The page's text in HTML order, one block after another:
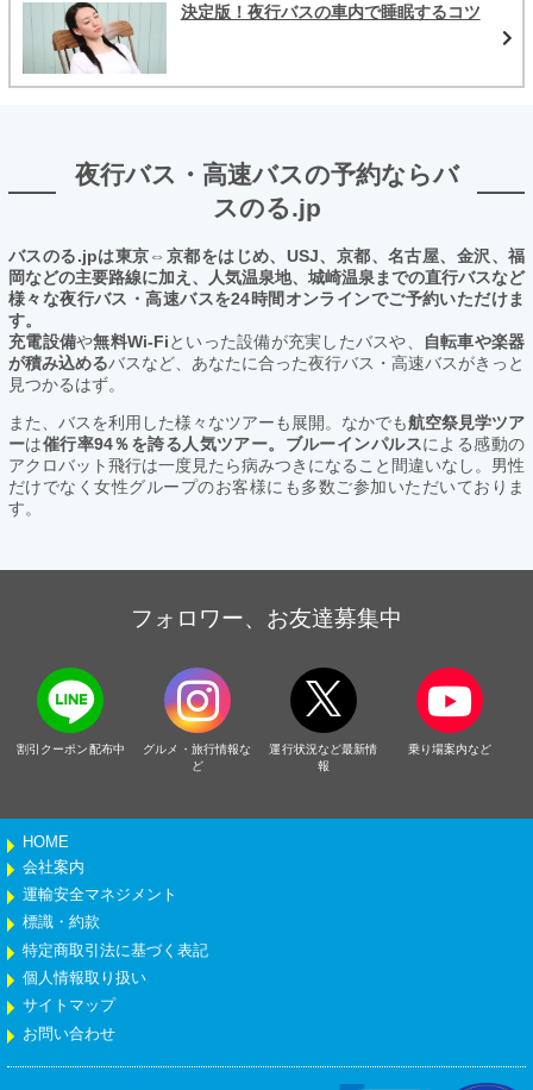
決定版！夜行バスの車内で睡眠するコツ
夜行バス・高速バスの予約ならバ
スのる.jp
バスのる.jpは東京⇔京都をはじめ、USJ、京都、名古屋、金沢、福
岡などの主要路線に加え、人気温泉地、城崎温泉までの直行バスなど
様々な夜行バス・高速バスを24時間オンラインでご予約いただけま
す。
充電設備や無料Wi-Fiといった設備が充実したバスや、
自転車や楽器
が積み込めるバスなど、あなたに合った夜行バス・高速バスがきっと
見つかるはず。
また、バスを利用した様々なツアーも展開。なかでも航空祭見学ツア
ーは催行率94％を誇る人気ツアー。ブルーインパルスによる感動の
アクロバット飛行は一度見たら病みつきになること間違いなし。男性
だけでなく女性グループのお客様にも多数ご参加いただいておりま
す。
フォロワー、お友達募集中
割引クーポン配布中
グルメ・旅行情報な
ど
運行状況など最新情
報
乗り場案内など
HOME
会社案内
運輸安全マネジメント
標識・約款
特定商取引法に基づく表記
個人情報取り扱い
サイトマップ
お問い合わせ